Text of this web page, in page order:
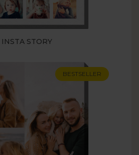
INSTA STORY
BESTSELLER